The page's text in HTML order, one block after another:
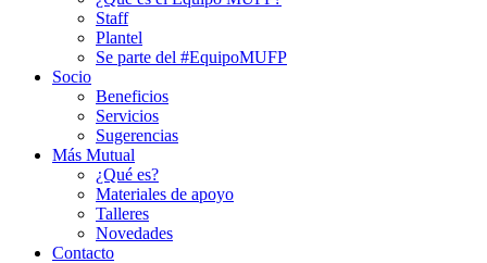
Staff
Plantel
Se parte del #EquipoMUFP
Socio
Beneficios
Servicios
Sugerencias
Más Mutual
¿Qué es?
Materiales de apoyo
Talleres
Novedades
Contacto